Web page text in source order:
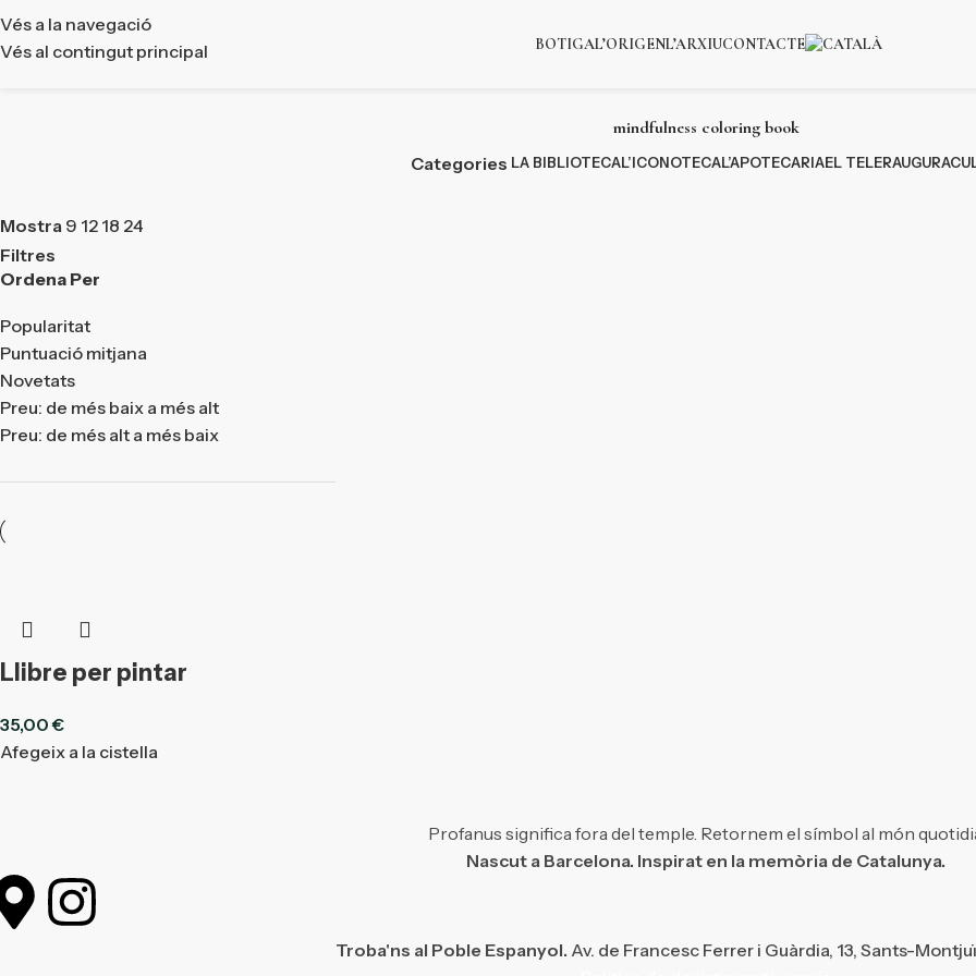
Vés a la navegació
Vés al contingut principal
BOTIGAL’ORIGENL’ARXIUCONTACTE
mindfulness coloring book
Categories LA BIBLIOTECAL’ICONOTECAL’APOTECARIAEL TELER
Mostra 9 12 18 24
Filtres
Ordena Per
Popularitat
Puntuació mitjana
Novetats
Preu: de més baix a més alt
Preu: de més alt a més baix
Llibre per pintar
35,00€
Afegeix a la cistella
Profanus significa fora del temple. Retornem el símbol al món
Nascut a Barcelona. Inspirat en la memòria de Catalunya.
Troba'ns al Poble Espanyol. Av. de Francesc Ferrer i Guàrdia, 13, Sants-